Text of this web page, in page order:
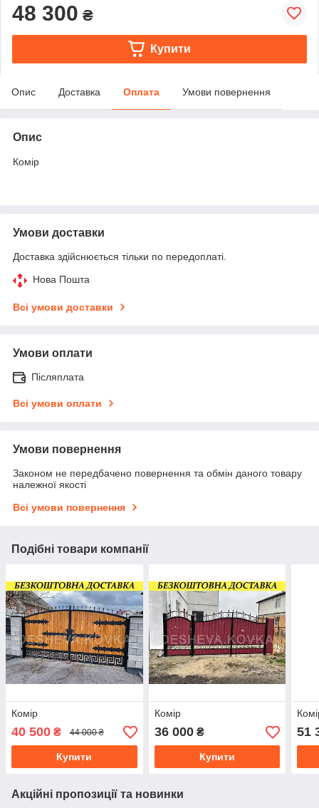
48 300 ₴
Купити
Опис Доставка Оплата Умови повернення
Опис
Комір
Умови доставки
Доставка здійснюється тільки по передоплаті.
Нова Пошта
Всі умови доставки
Умови оплати
Післяплата
Всі умови оплати
Умови повернення
Законом не передбачено повернення та обмін даного товару
належної якості
Всі умови повернення
Подібні товари компанії
Комір
40 500 ₴ 44 000 ₴
Купити
Комір
36 000₴
Купити
51
Акційні пропозиції та новинки